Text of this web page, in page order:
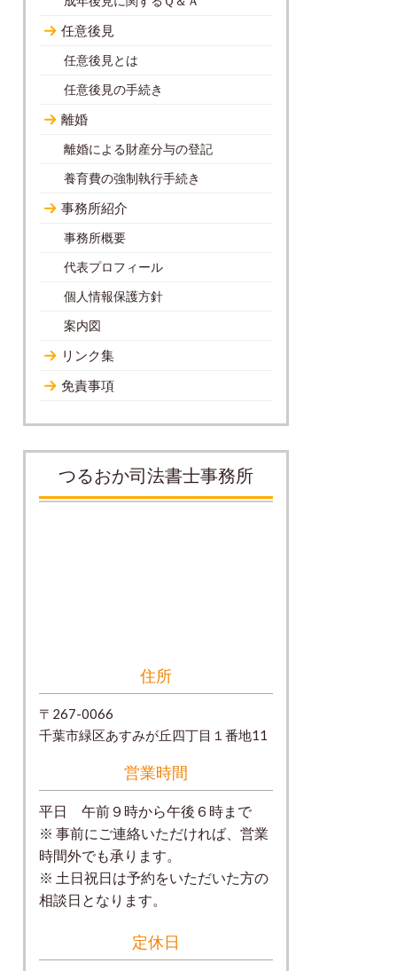
任意後見
任意後見とは
任意後見の手続き
離婚
離婚による財産分与の登記
養育費の強制執行手続き
事務所紹介
事務所概要
代表プロフィール
個人情報保護方針
案内図
リンク集
免責事項
つるおか司法書士事務所
住所
〒267-0066
千葉市緑区あすみが丘四丁目１番地11
営業時間
平日 午前９時から午後６時まで
※ 事前にご連絡いただければ、営業
時間外でも承ります。
※ 土日祝日は予約をいただいた方の
相談日となります。
定休日